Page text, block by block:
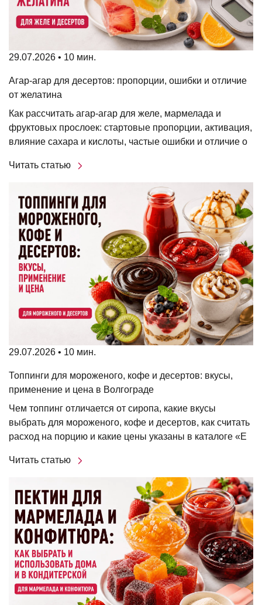
29.07.2026 • 10 мин.
Агар-агар для десертов: пропорции, ошибки и отличие
от желатина
Как рассчитать агар-агар для желе, мармелада и
фруктовых прослоек: стартовые пропорции, активация,
влияние сахара и кислоты, частые ошибки и отличие о
Читать статью
29.07.2026 • 10 мин.
Топпинги для мороженого, кофе и десертов: вкусы,
применение и цена в Волгограде
Чем топпинг отличается от сиропа, какие вкусы
выбрать для мороженого, кофе и десертов, как считать
расход на порцию и какие цены указаны в каталоге «Е
Читать статью